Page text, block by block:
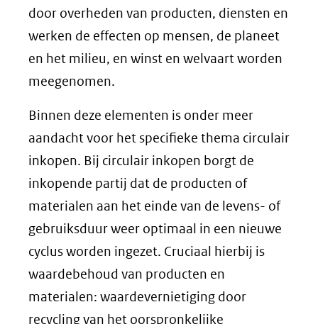
door overheden van producten, diensten en
werken de effecten op mensen, de planeet
en het milieu, en winst en welvaart worden
meegenomen.
Binnen deze elementen is onder meer
aandacht voor het specifieke thema circulair
inkopen. Bij circulair inkopen borgt de
inkopende partij dat de producten of
materialen aan het einde van de levens- of
gebruiksduur weer optimaal in een nieuwe
cyclus worden ingezet. Cruciaal hierbij is
waardebehoud van producten en
materialen: waardevernietiging door
recycling van het oorspronkelijke